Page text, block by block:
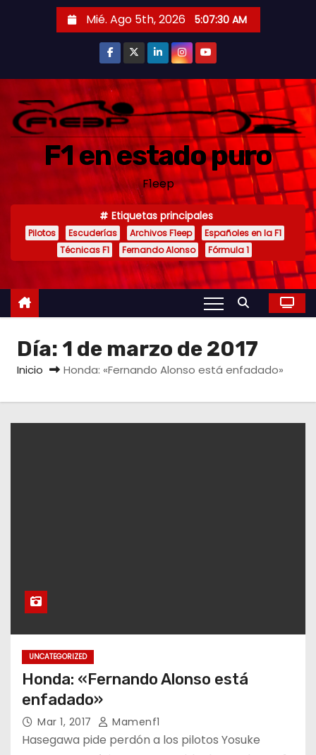
i
Mié. Ago 5th, 2026 5:07:32 AM
F1 en estado puro
F1eep
Etiquetas principales
Pilotos Escuderías Archivos F1eep
Españoles en la F1
Técnicas F1
Fernando Alonso Fórmula 1
Día: 1 de marzo de 2017
Inicio Honda: «Fernando Alonso está enfadado»
UNCATEGORIZED
Honda: «Fernando Alonso está
enfadado»
Mar 1, 2017 Mamenf1
Hasegawa pide perdón a los pilotos Yosuke